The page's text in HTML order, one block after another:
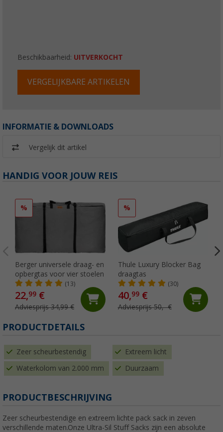
Beschikbaarheid: UITVERKOCHT
VERGELIJKBARE ARTIKELEN
INFORMATIE & DOWNLOADS
Vergelijk dit artikel
HANDIG VOOR JOUW REIS
%
Berger universele draag- en
opbergtas voor vier stoelen
(13)
22,99 €
Adviesprijs 34,99 €
%
Thule Luxury Blocker Bag
draagtas
(30)
40,99€
Adviesprijs 50,- €
PRODUCTDETAILS
Zeer scheurbestendig Extreem licht
Waterkolom van 2.000 mm Duurzaam
PRODUCTBESCHRIJVING
Zeer scheurbestendige en extreem lichte pack sack in zeven
verschillende maten.Onze Ultra-Sil Stuff Sacks zijn een absolute